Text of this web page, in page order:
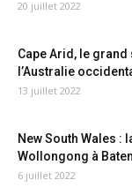
20 juillet 2022
Cape Arid, le
l’Australie
13 juillet 2022
New South Wales :
Wollongong à
6 juillet 2022